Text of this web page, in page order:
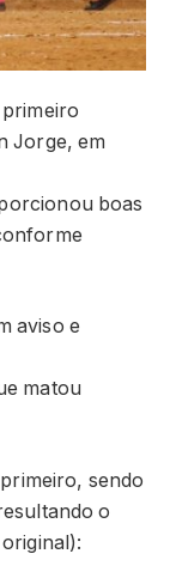
Jorge, em
boas
aviso e
matou
sendo
o